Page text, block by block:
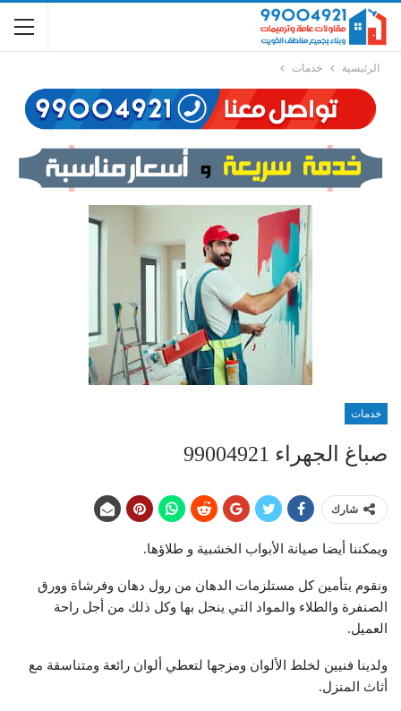
الرئيسية خدمات
خدمات
صباغ الجهراء 99004921
شارك
ويمكننا أيضا صيانة الأبواب الخشبية و طلاؤها.
ونقوم بتأمين كل مستلزمات الدهان من رول دهان وفرشاة وورق
الصنفرة والطلاء والمواد التي ينحل بها وكل ذلك من أجل راحة
العميل.
ولدينا فنيين لخلط الألوان ومزجها لتعطي ألوان رائعة ومتناسقة مع
أثاث المنزل.